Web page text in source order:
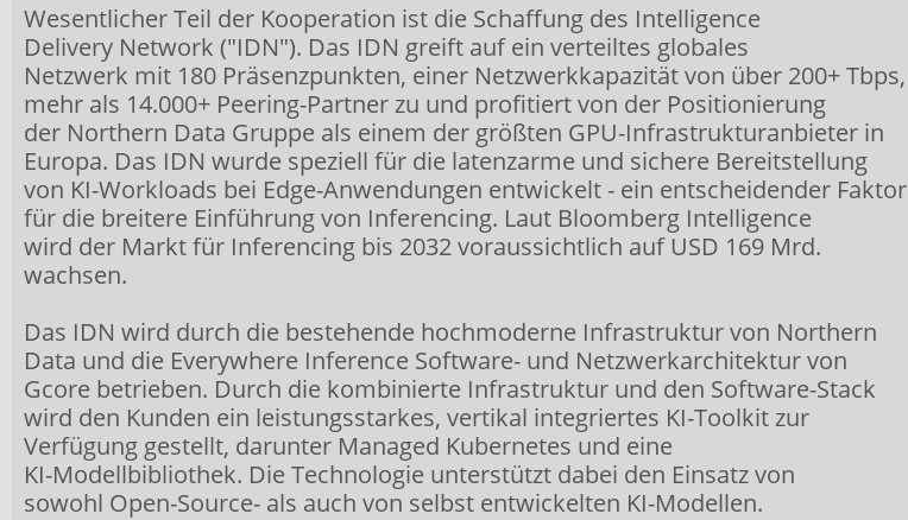
Wesentlicher Teil der Kooperation ist die Schaffung des Intelligence
Delivery Network ("IDN"). Das IDN greift auf ein verteiltes globales
Netzwerk mit 180 Präsenzpunkten, einer Netzwerkkapazität von über 200+ Tbps,
mehr als 14.000+ Peering-Partner zu und profitiert von der Positionierung
der Northern Data Gruppe als einem der größten GPU-Infrastrukturanbieter in
Europa. Das IDN wurde speziell für die latenzarme und sichere Bereitstellung
von KI-Workloads bei Edge-Anwendungen entwickelt - ein entscheidender Faktor
für die breitere Einführung von Inferencing. Laut Bloomberg Intelligence
wird der Markt für Inferencing bis 2032 voraussichtlich auf USD 169 Mrd.
wachsen.
Das IDN wird durch die bestehende hochmoderne Infrastruktur von Northern
Data und die Everywhere Inference Software- und Netzwerkarchitektur von
Gcore betrieben. Durch die kombinierte Infrastruktur und den Software-Stack
wird den Kunden ein leistungsstarkes, vertikal integriertes KI-Toolkit zur
Verfügung gestellt, darunter Managed Kubernetes und eine
KI-Modellbibliothek. Die Technologie unterstützt dabei den Einsatz von
sowohl Open-Source- als auch von selbst entwickelten KI-Modellen.